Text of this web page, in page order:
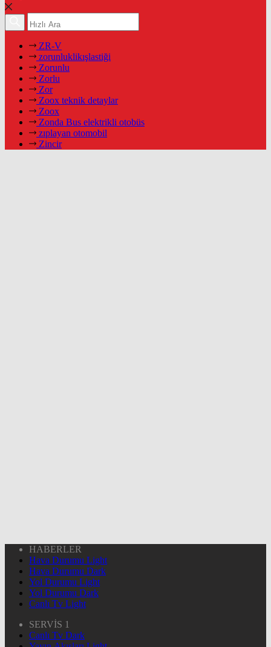
ZR-V
zorunluklikışlastiği
Zorunlu
Zorlu
Zor
Zoox teknik detaylar
Zoox
Zonda Bus elektrikli otobüs
zıplayan otomobil
Zincir
HABERLER
Hava Durumu Light
Hava Durumu Dark
Yol Durumu Light
Yol Durumu Dark
Canlı Tv Light
SERVİS 1
Canlı Tv Dark